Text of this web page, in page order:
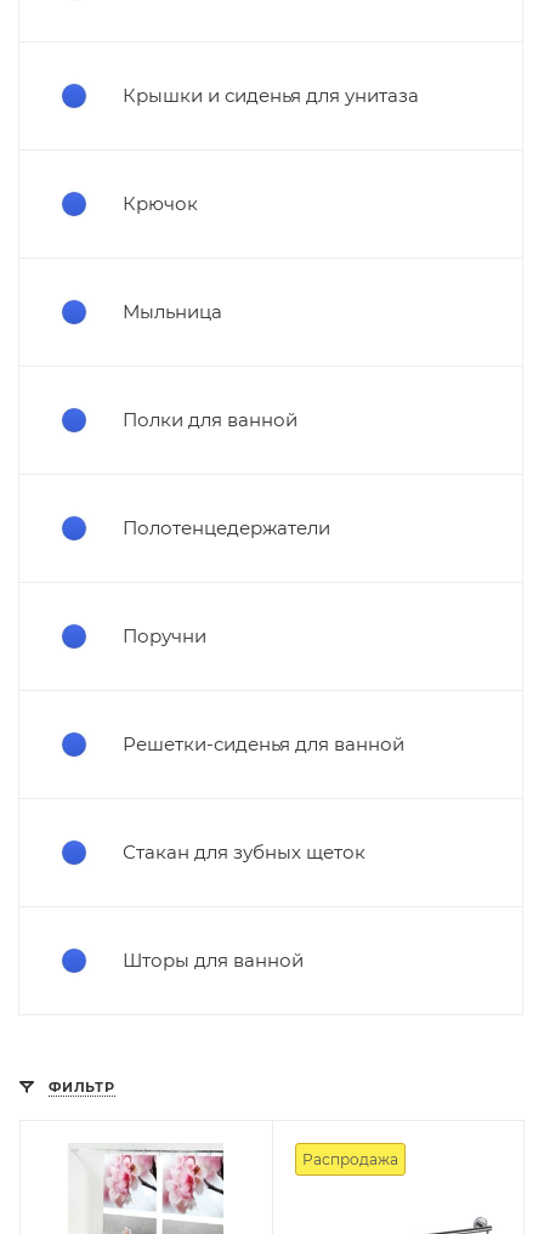
Крышки и сиденья для унитаза
Крючок
Мыльница
Полки для ванной
Полотенцедержатели
Поручни
Решетки-сиденья для ванной
Стакан для зубных щеток
Шторы для ванной
ФИЛЬТР
Распродажа